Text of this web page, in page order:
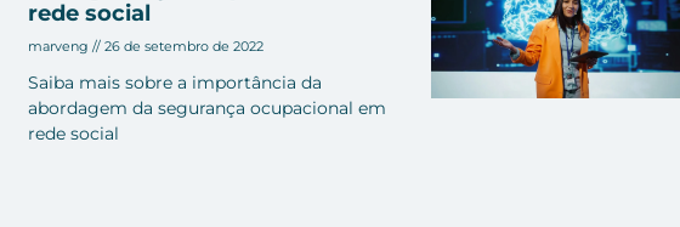
rede social
marveng 26 de setembro de 2022
Saiba mais sobre a importância da
abordagem da segurança ocupacional em
rede social